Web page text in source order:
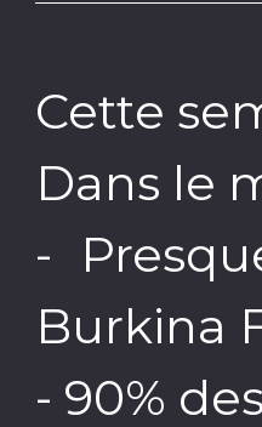
Cette
Dans le
-
Burkina
- 90%